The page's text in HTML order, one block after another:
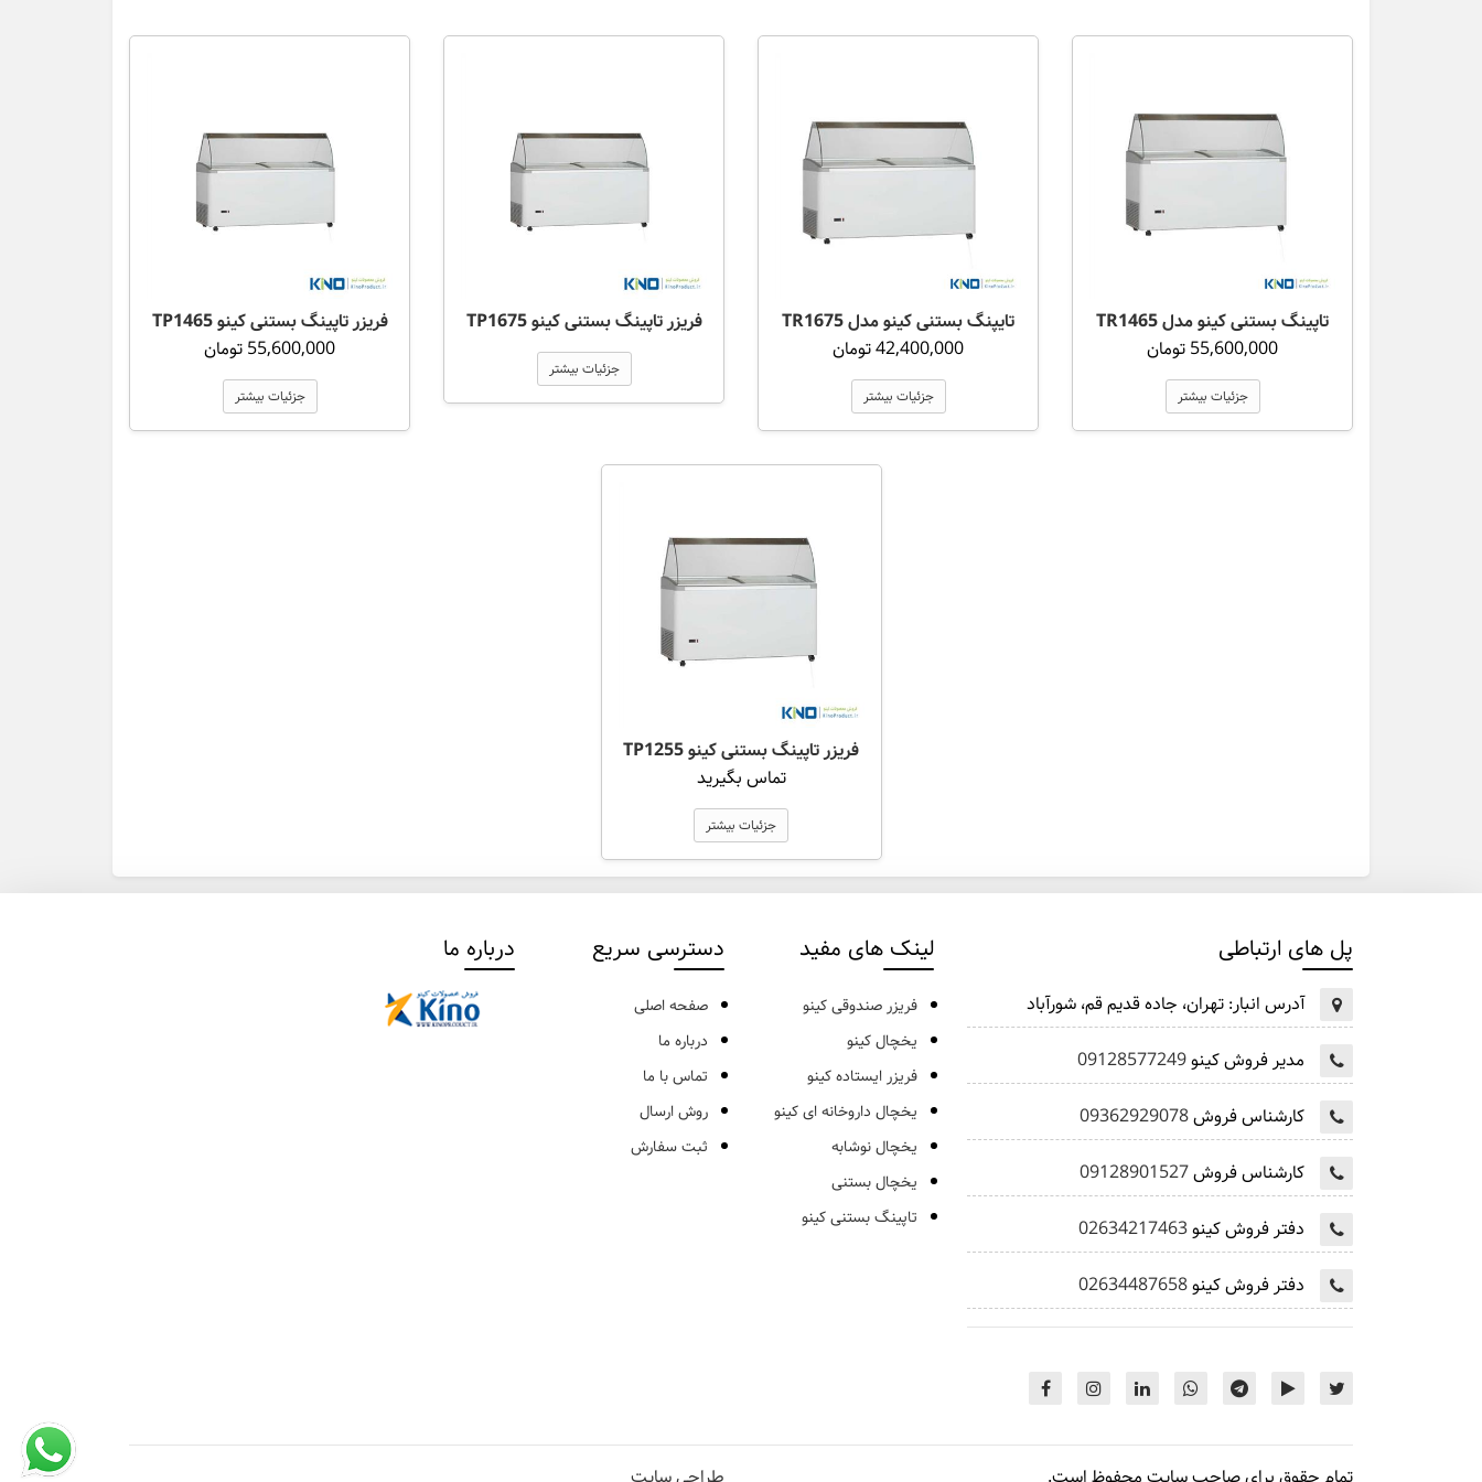
تاپینگ بستنی کینو مدل TR1465
55,600,000 تومان
جزئیات بیشتر
تایپنگ بستنی کینو مدل TR1675
42,400,000 تومان
جزئیات بیشتر
فریزر تاپینگ بستنی کینو TP1675
جزئیات بیشتر
فریزر تاپینگ بستنی کینو TP1465
55,600,000 تومان
جزئیات بیشتر
فریزر تاپینگ بستنی کینو TP1255
تماس بگیرید
جزئیات بیشتر
پل های ارتباطی
آدرس انبار: تهران، جاده قدیم قم، شورآباد
مدیر فروش کینو09128577249
کارشناس فروش09362929078
کارشناس فروش09128901527
دفتر فروش کینو02634217463
دفتر فروش کینو02634487658
لینک های مفید
فریزر صندوقی کینو
یخچال کینو
فریزر ایستاده کینو
یخچال داروخانه ای کینو
یخچال نوشابه
یخچال بستنی
تاپینگ بستنی کینو
دسترسی سریع
صفحه اصلی
درباره ما
تماس با ما
روش ارسال
ثبت سفارش
درباره ما